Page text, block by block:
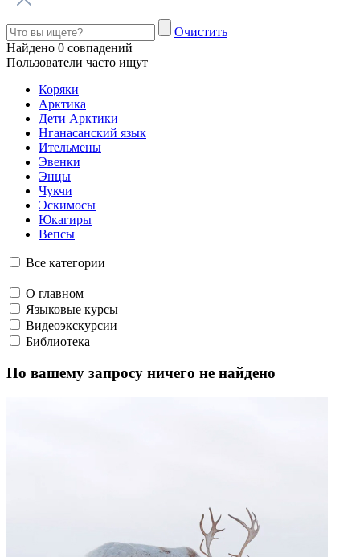
Говорим по-нганасански
Факты, проекты, ссылки
О главном